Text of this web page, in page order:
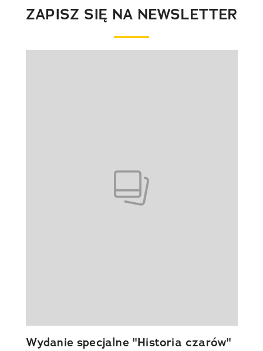
ZAPISZ SIĘ NA NEWSLETTER
Wydanie specjalne "Historia czarów"